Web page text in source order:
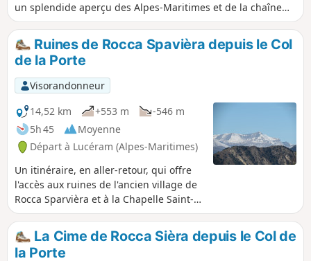
un splendide aperçu des Alpes-Maritimes et de la chaîne
du Mercantour.
Ruines de Rocca Spavièra depuis le Col
de la Porte
Visorandonneur
14,52 km
+553 m
-546 m
5h 45
Moyenne
Départ à Lucéram (Alpes-Maritimes)
Un itinéraire, en aller-retour, qui offre
l'accès aux ruines de l'ancien village de
Rocca Sparvièra et à la Chapelle Saint-
Michel, en démarrant du Col de la Porte
et en traversant le Col de l'Autaret, tout
aussi captivant.
La Cime de Rocca Sièra depuis le Col de
la Porte